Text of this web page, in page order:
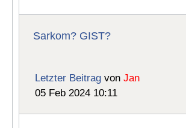
Sarkom? GIST?
Letzter Beitrag vonJan
05 Feb 2024 10:11